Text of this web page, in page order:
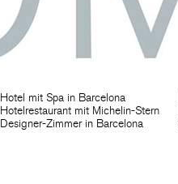
Hotel mit Spa in Barcelona
Hotelrestaurant mit Michelin-Stern
Designer-Zimmer in Barcelona